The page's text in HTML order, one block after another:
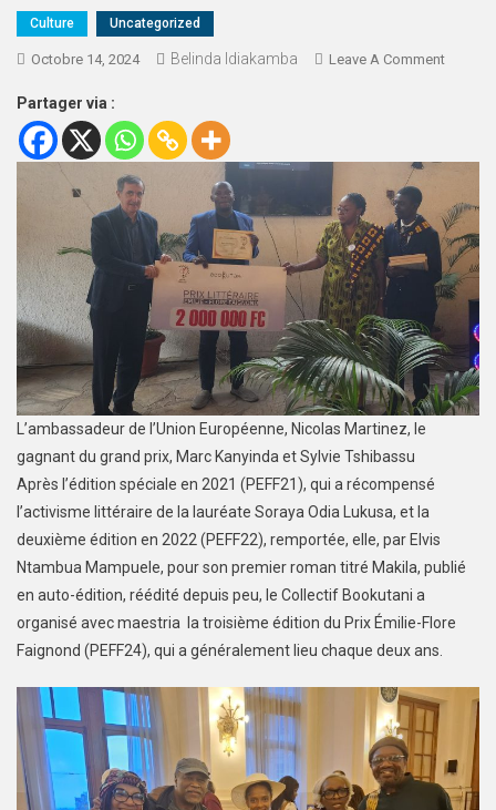
Culture Uncategorized
Octobre 14, 2024 Belinda Idiakamba Leave A Comment
Partager via :
L’ambassadeur de l’Union Européenne, Nicolas Martinez, le
gagnant du grand prix, Marc Kanyinda et Sylvie Tshibassu
Après l’édition spéciale en 2021 (PEFF21), qui a récompensé
l’activisme littéraire de la lauréate Soraya Odia Lukusa, et la
deuxième édition en 2022 (PEFF22), remportée, elle, par Elvis
Ntambua Mampuele, pour son premier roman titré Makila, publié
en auto-édition, réédité depuis peu, le Collectif Bookutani a
organisé avec maestria la troisième édition du Prix Émilie-Flore
Faignond (PEFF24), qui a généralement lieu chaque deux ans.